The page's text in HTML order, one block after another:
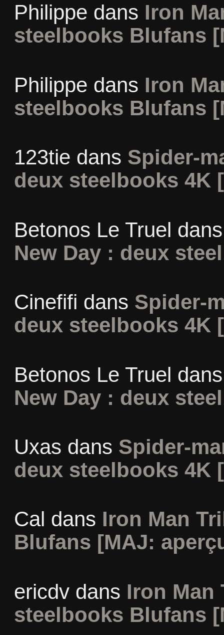
Philippe dans Iron
steelbooks Blufans
Philippe dans Iron
steelbooks Blufans
123tie dans Spider-
deux steelbooks 4K
Betonos Le Truel
New Day : deux
Cinefifi dans Spider-
deux steelbooks 4K
Betonos Le Truel
New Day : deux
Uxas dans Spider-
deux steelbooks 4K
Cal dans Iron Man
Blufans [MAJ:
ericdvdans Iron Man
steelbooks Blufans